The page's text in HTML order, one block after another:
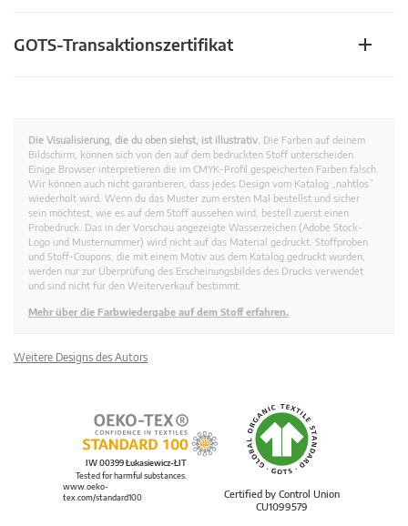
GOTS-Transaktionszertifikat
Die Visualisierung, die du oben siehst, ist illustrativ. Die Farben auf deinem
Bildschirm, können sich von den auf dem bedruckten Stoff unterscheiden.
Einige Browser interpretieren die im CMYK-Profil gespeicherten Farben falsch.
Wir können auch nicht garantieren, dass jedes Design vom Katalog „nahtlos”
wiederholt wird. Wenn du das Muster zum ersten Mal bestellst und sicher
sein möchtest, wie es auf dem Stoff aussehen wird, bestell zuerst einen
Probedruck. Das in der Vorschau angezeigte Wasserzeichen (Adobe Stock-
Logo und Musternummer) wird nicht auf das Material gedruckt. Stoffproben
und Stoff-Coupons, die mit einem Motiv aus dem Katalog gedruckt wurden,
werden nur zur Überprüfung des Erscheinungsbildes des Drucks verwendet
und sind nicht für den Weiterverkauf bestimmt.
Mehr über die Farbwiedergabe auf dem Stoff erfahren.
Weitere Designs des Autors
Certified by Control Union
CU1099579
IW 00399 Łukasiewicz-ŁIT
Tested for harmful substances.
www.oeko-
tex.com/standard100